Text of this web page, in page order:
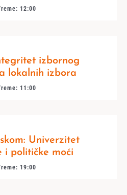
12:00
izbornog
lokalnih izbora
11:00
Univerzitet
i političke moći
19:00